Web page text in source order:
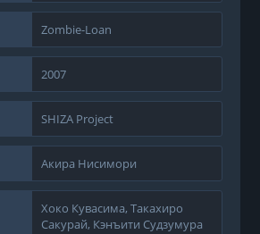
Zombie-Loan
2007
SHIZA Project
Акира Нисимори
Хоко Кувасима, Такахиро
Сакурай, Кэнъити Судзумура